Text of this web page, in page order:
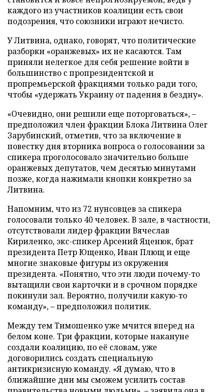
каждого из участников коалиции есть свои
подозрения, что союзники играют нечисто.
У Литвина, однако, говорят, что политические
разборки «оранжевых» их не касаются. Там
приняли нелегкое для себя решение войти в
большинство с пропрезидентской и
пропремьерской фракциями только ради того,
чтобы «удержать Украину от падения в бездну».
«Очевидно, они решили еще поторговаться», –
предположил член фракции Блока Литвина Олег
Зарубинский, отметив, что за включение в
повестку дня вторника вопроса о голосовании за
спикера проголосовало значительно больше
оранжевых депутатов, чем десятью минутами
позже, когда нажимали кнопки конкретно за
Литвина.
Напомним, что из 72 нунсовцев за спикера
голосовали только 40 человек. В зале, в частности,
отсутствовали лидер фракции Вячеслав
Кириленко, экс-спикер Арсений Яценюк, брат
президента Петр Ющенко, Иван Плющ и еще
многие знаковые фигуры из окружения
президента. «Понятно, что эти люди почему-то
вытащили свои карточки и в срочном порядке
покинули зал. Вероятно, получили какую-то
команду», – предположил политик.
Между тем Тимошенко уже мчится вперед на
белом коне. Три фракции, которые накануне
создали коалицию, по её словам, уже
договорились создать специальную
антикризисную команду. «Я думаю, что в
ближайшие дни мы сможем усилить состав